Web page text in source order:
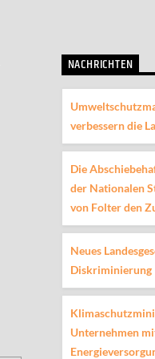
NACHRICHTEN
verbessern die
Die
der Nationalen
von Folter den
Neues
Diskriminierung
Unternehmen